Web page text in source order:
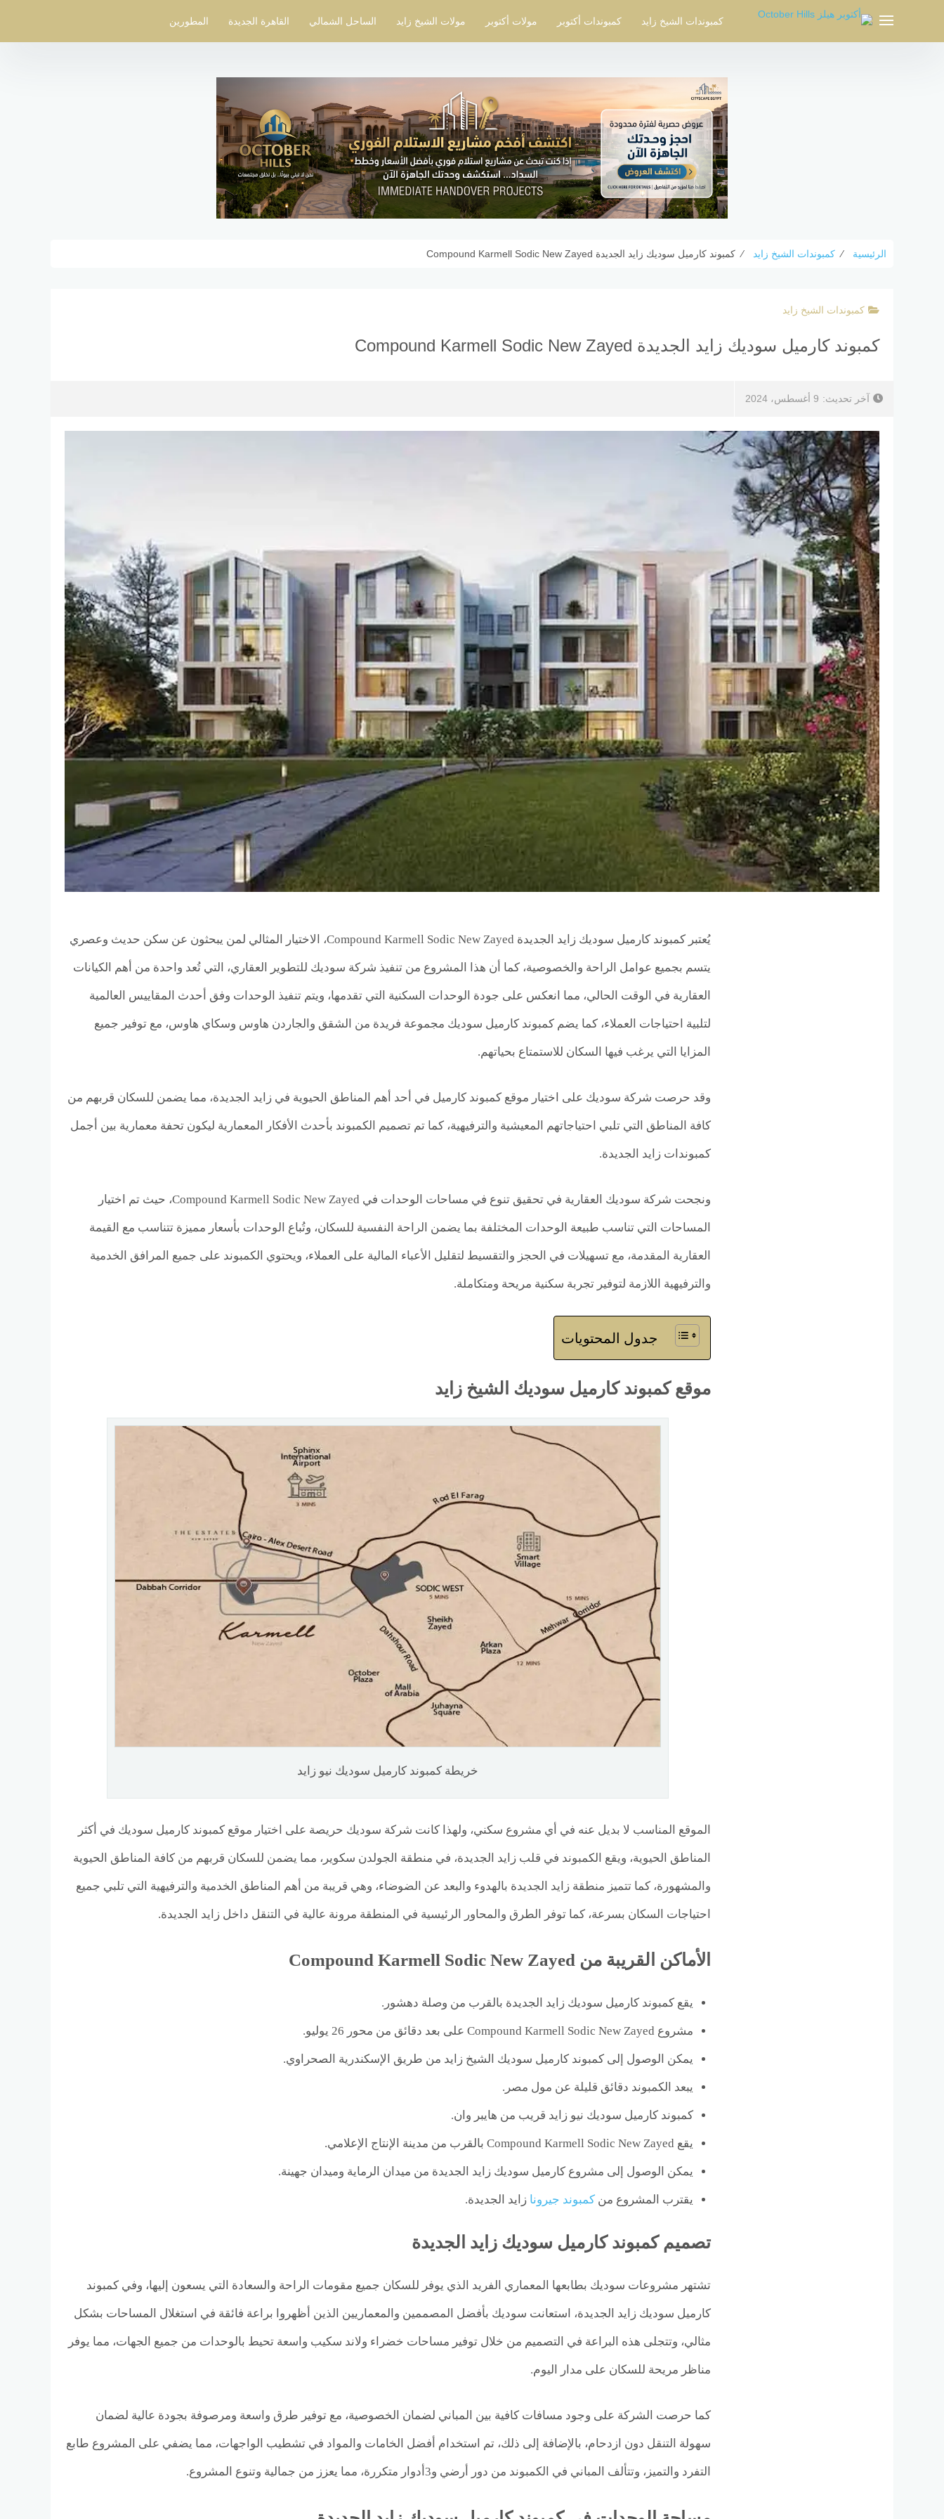
كمبوندات الشيخ زايد كمبوندات أكتوبر مولات أكتوبر مولات الشيخ زايد الساحل الشمالي القاهرة الجديدة المطورين
الرئيسية ⁄ كمبوندات الشيخ زايد ⁄ كمبوند كارميل سوديك زايد الجديدة Compound Karmell Sodic New Zayed
كمبوندات الشيخ زايد
كمبوند كارميل سوديك زايد الجديدة Compound Karmell Sodic New Zayed
آخر تحديث: 9 أغسطس، 2024
يُعتبر كمبوند كارميل سوديك زايد الجديدة Compound Karmell Sodic New Zayed، الاختيار المثالي لمن يبحثون عن سكن حديث وعصري
يتسم بجميع عوامل الراحة والخصوصية، كما أن هذا المشروع من تنفيذ شركة سوديك للتطوير العقاري، التي تُعد واحدة من أهم الكيانات
العقارية في الوقت الحالي، مما انعكس على جودة الوحدات السكنية التي تقدمها، ويتم تنفيذ الوحدات وفق أحدث المقاييس العالمية
لتلبية احتياجات العملاء، كما يضم كمبوند كارميل سوديك مجموعة فريدة من الشقق والجاردن هاوس وسكاي هاوس، مع توفير جميع
المزايا التي يرغب فيها السكان للاستمتاع بحياتهم.
وقد حرصت شركة سوديك على اختيار موقع كمبوند كارميل في أحد أهم المناطق الحيوية في زايد الجديدة، مما يضمن للسكان قربهم من
كافة المناطق التي تلبي احتياجاتهم المعيشية والترفيهية، كما تم تصميم الكمبوند بأحدث الأفكار المعمارية ليكون تحفة معمارية بين أجمل
كمبوندات زايد الجديدة.
ونجحت شركة سوديك العقارية في تحقيق تنوع في مساحات الوحدات في Compound Karmell Sodic New Zayed، حيث تم اختيار
المساحات التي تناسب طبيعة الوحدات المختلفة بما يضمن الراحة النفسية للسكان، وتُباع الوحدات بأسعار مميزة تتناسب مع القيمة
العقارية المقدمة، مع تسهيلات في الحجز والتقسيط لتقليل الأعباء المالية على العملاء، ويحتوي الكمبوند على جميع المرافق الخدمية
والترفيهية اللازمة لتوفير تجربة سكنية مريحة ومتكاملة.
جدول المحتويات
موقع كمبوند كارميل سوديك الشيخ زايد
خريطة كمبوند كارميل سوديك نيو زايد
الموقع المناسب لا بديل عنه في أي مشروع سكني، ولهذا كانت شركة سوديك حريصة على اختيار موقع كمبوند كارميل سوديك في أكثر
المناطق الحيوية، ويقع الكمبوند في قلب زايد الجديدة، في منطقة الجولدن سكوير، مما يضمن للسكان قربهم من كافة المناطق الحيوية
والمشهورة، كما تتميز منطقة زايد الجديدة بالهدوء والبعد عن الضوضاء، وهي قريبة من أهم المناطق الخدمية والترفيهية التي تلبي جميع
احتياجات السكان بسرعة، كما توفر الطرق والمحاور الرئيسية في المنطقة مرونة عالية في التنقل داخل زايد الجديدة.
الأماكن القريبة من Compound Karmell Sodic New Zayed
يقع كمبوند كارميل سوديك زايد الجديدة بالقرب من وصلة دهشور.
مشروع Compound Karmell Sodic New Zayed على بعد دقائق من محور 26 يوليو.
يمكن الوصول إلى كمبوند كارميل سوديك الشيخ زايد من طريق الإسكندرية الصحراوي.
يبعد الكمبوند دقائق قليلة عن مول مصر.
كمبوند كارميل سوديك نيو زايد قريب من هايبر وان.
يقع Compound Karmell Sodic New Zayed بالقرب من مدينة الإنتاج الإعلامي.
يمكن الوصول إلى مشروع كارميل سوديك زايد الجديدة من ميدان الرماية وميدان جهينة.
يقترب المشروع من كمبوند جيرونا زايد الجديدة.
تصميم كمبوند كارميل سوديك زايد الجديدة
تشتهر مشروعات سوديك بطابعها المعماري الفريد الذي يوفر للسكان جميع مقومات الراحة والسعادة التي يسعون إليها، وفي كمبوند
كارميل سوديك زايد الجديدة، استعانت سوديك بأفضل المصممين والمعماريين الذين أظهروا براعة فائقة في استغلال المساحات بشكل
مثالي، وتتجلى هذه البراعة في التصميم من خلال توفير مساحات خضراء ولاند سكيب واسعة تحيط بالوحدات من جميع الجهات، مما يوفر
مناظر مريحة للسكان على مدار اليوم.
كما حرصت الشركة على وجود مسافات كافية بين المباني لضمان الخصوصية، مع توفير طرق واسعة ومرصوفة بجودة عالية لضمان
سهولة التنقل دون ازدحام، بالإضافة إلى ذلك، تم استخدام أفضل الخامات والمواد في تشطيب الواجهات، مما يضفي على المشروع طابع
التفرد والتميز، وتتألف المباني في الكمبوند من دور أرضي و3أدوار متكررة، مما يعزز من جمالية وتنوع المشروع.